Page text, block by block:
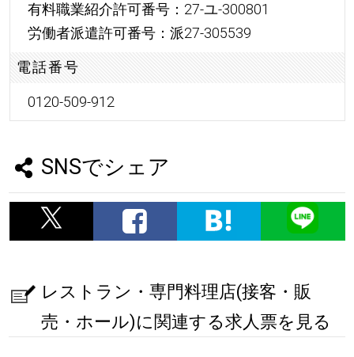
有料職業紹介許可番号：27-ユ-300801
労働者派遣許可番号：派27-305539
電話番号
0120-509-912
SNSでシェア
レストラン・専門料理店(接客・販
売・ホール)に関連する求人票を見る